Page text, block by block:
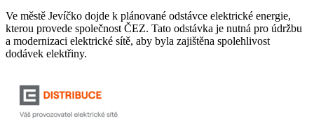
Ve městě Jevíčko dojde k plánované odstávce elektrické energie,
kterou provede společnost ČEZ. Tato odstávka je nutná pro údržbu
a modernizaci elektrické sítě, aby byla zajištěna spolehlivost
dodávek elektřiny.